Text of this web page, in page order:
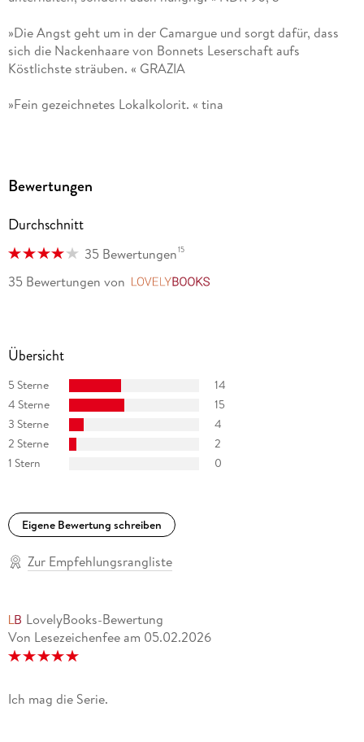
»Die Angst geht um in der Camargue und sorgt dafür, dass
sich die Nackenhaare von Bonnets Leserschaft aufs
Köstlichste sträuben. « GRAZIA
»Fein gezeichnetes Lokalkolorit. « tina
Lektüre. « Ratgeber Frau und Familie
sorgfältig recherchiert, der Leser bekommt nicht nur einen
spannenden Kriminalfall vorgelegt, sondern wird auch mit
Glaubensfragen und Mythen konfrontiert. « Schweizer
Familie
Bewertungen
Durchschnitt
35 Bewertungen15
35 Bewertungen von
Übersicht
5 Sterne
14
4 Sterne
15
3 Sterne
4
2 Sterne
2
1 Stern
0
Eigene Bewertung schreiben
Zur Empfehlungsrangliste
LovelyBooks-Bewertung
Von Lesezeichenfee am 05.02.2026
Ich mag die Serie.